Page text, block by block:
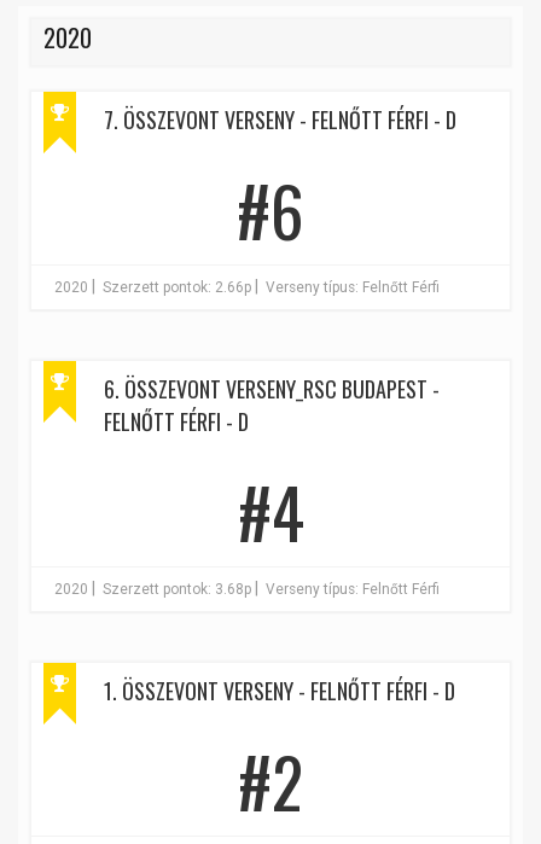
2020
7. ÖSSZEVONT VERSENY - FELNŐTT FÉRFI - D
#6
2020 Szerzett pontok: 2.66p Verseny típus: Felnőtt Férfi
6. ÖSSZEVONT VERSENY_RSC BUDAPEST -
FELNŐTT FÉRFI - D
#4
2020 Szerzett pontok: 3.68p Verseny típus: Felnőtt Férfi
1. ÖSSZEVONT VERSENY - FELNŐTT FÉRFI - D
#2